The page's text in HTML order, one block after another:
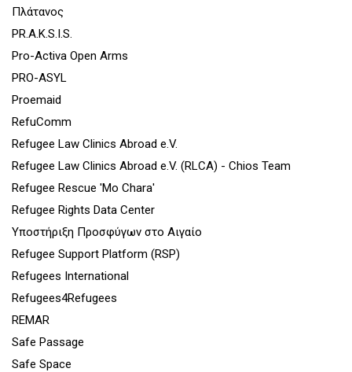
Πλάτανος
PR.A.K.S.I.S.
Pro-Activa Open Arms
PRO-ASYL
Proemaid
RefuComm
Refugee Law Clinics Abroad e.V.
Refugee Law Clinics Abroad e.V. (RLCA) - Chios Team
Refugee Rescue 'Mo Chara'
Refugee Rights Data Center
Υποστήριξη Προσφύγων στο Αιγαίο
Refugee Support Platform (RSP)
Refugees International
Refugees4Refugees
REMAR
Safe Passage
Safe Space